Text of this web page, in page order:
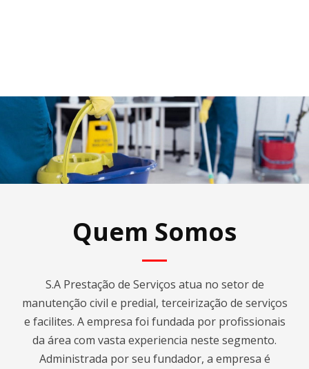
Quem Somos
S.A Prestação de Serviços atua no setor de
manutenção civil e predial, terceirização de serviços
e facilites. A empresa foi fundada por profissionais
da área com vasta experiencia neste segmento.
Administrada por seu fundador, a empresa é